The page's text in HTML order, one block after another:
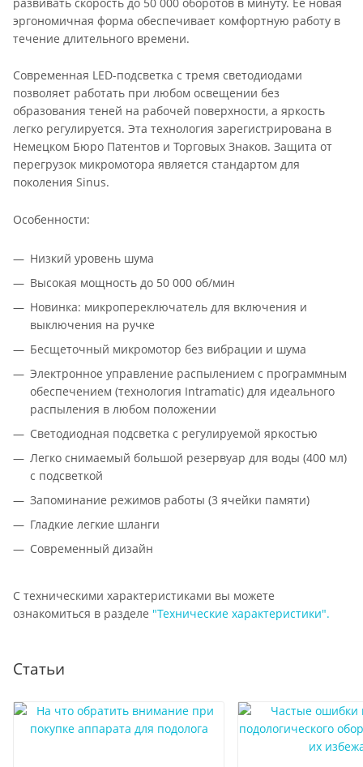
эргономичная форма обеспечивает комфортную работу в
течение длительного времени.
Современная LED-подсветка с тремя светодиодами
позволяет работать при любом освещении без
образования теней на рабочей поверхности, а яркость
легко регулируется. Эта технология зарегистрирована в
Немецком Бюро Патентов и Торговых Знаков. Защита от
перегрузок микромотора является стандартом для
поколения Sinus.
Особенности:
Низкий уровень шума
Высокая мощность до 50 000 об/мин
Новинка: микропереключатель для включения и
выключения на ручке
Бесщеточный микромотор без вибрации и шума
Электронное управление распылением с программным
обеспечением (технология Intramatic) для идеального
распыления в любом положении
Светодиодная подсветка с регулируемой яркостью
Легко снимаемый большой резервуар для воды (400 мл)
с подсветкой
Запоминание режимов работы (3 ячейки памяти)
Гладкие легкие шланги
Современный дизайн
С техническими характеристиками вы можете
ознакомиться в разделе "Технические характеристики".
Статьи